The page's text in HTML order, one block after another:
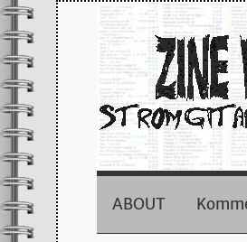
Zum
Inhalt
springen
zine
with
ABOUT